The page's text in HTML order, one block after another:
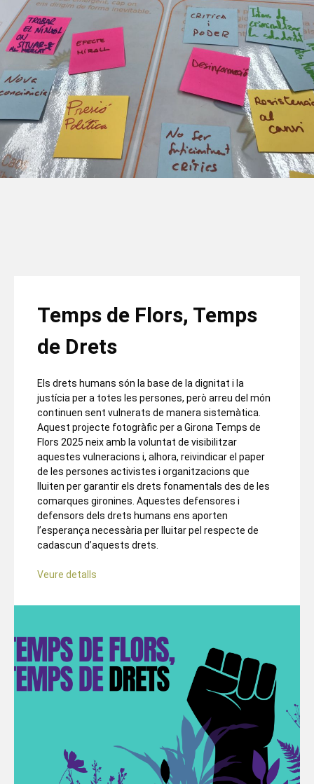
Temps de Flors, Temps
de Drets
Els drets humans són la base de la dignitat i la
justícia per a totes les persones, però arreu del món
continuen sent vulnerats de manera sistemàtica.
Aquest projecte fotogràfic per a Girona Temps de
Flors 2025 neix amb la voluntat de visibilitzar
aquestes vulneracions i, alhora, reivindicar el paper
de les persones activistes i organitzacions que
lluiten per garantir els drets fonamentals des de les
comarques gironines. Aquestes defensores i
defensors dels drets humans ens aporten
l’esperança necessària per lluitar pel respecte de
cadascun d’aquests drets.
Veure detalls